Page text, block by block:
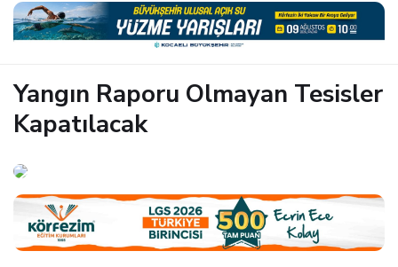
Yangın Raporu Olmayan Tesisler
Kapatılacak